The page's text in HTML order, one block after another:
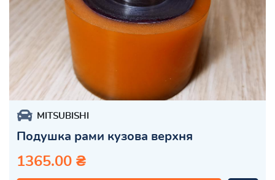
MITSUBISHI
Подушка рами кузова верхня
1365.00 ₴